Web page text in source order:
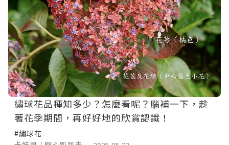
繡球花品種知多少？怎麼看呢？腦補一下，趁
著花季期間，再好好地的欣賞認識！
#繡球花